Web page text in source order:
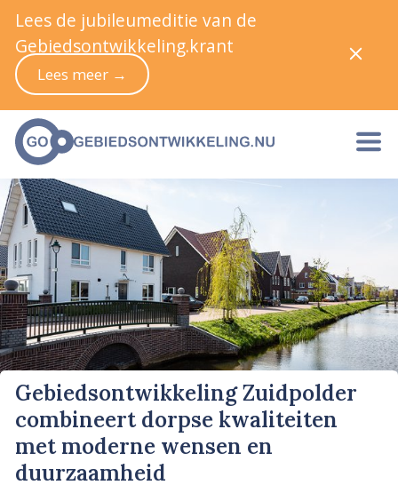
Gebiedsontwikkeling Zuidpolder
combineert dorpse kwaliteiten
met moderne wensen en
duurzaamheid
Lees de jubileumeditie van de
Gebiedsontwikkeling.krant
Lees meer →